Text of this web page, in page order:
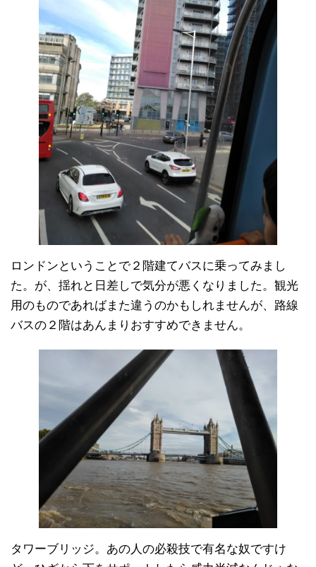
ロンドンということで２階建てバスに乗ってみまし
た。が、揺れと日差しで気分が悪くなりました。観光
用のものであればまた違うのかもしれませんが、路線
バスの２階はあんまりおすすめできません。
タワーブリッジ。あの人の必殺技で有名な奴ですけ